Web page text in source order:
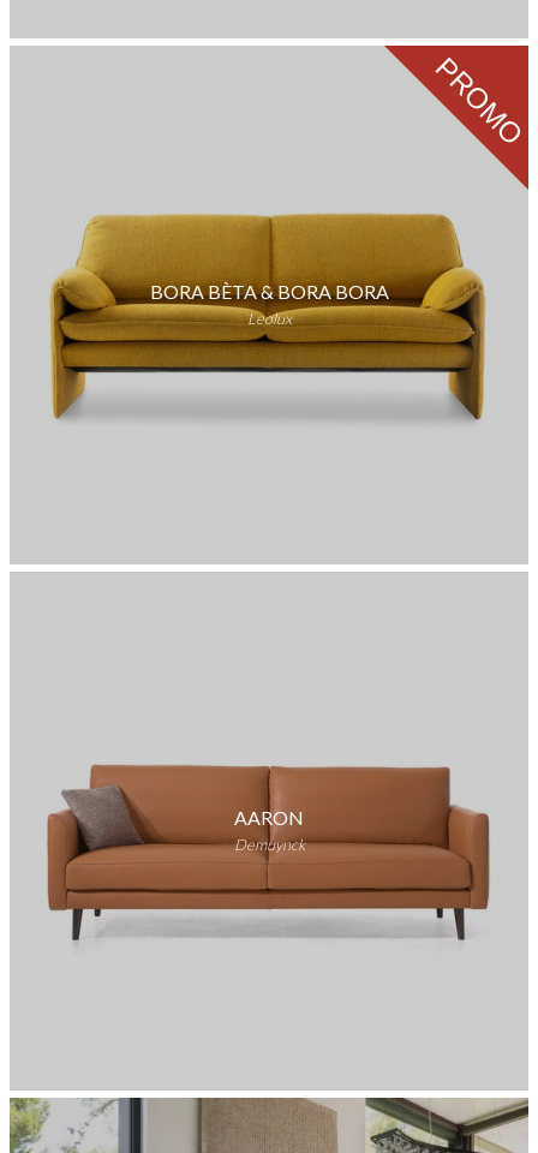
PROMO
BORA BÈTA & BORA BORA
Leolux
AARON
Demuynck